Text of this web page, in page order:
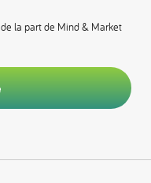
la part de Mind & Market